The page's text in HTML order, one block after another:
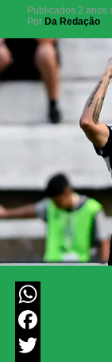
Publicados 2 anos
Por Da Redação
WhatsApp
Facebook